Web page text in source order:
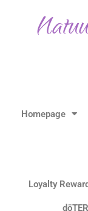
Homepage
Loyalty